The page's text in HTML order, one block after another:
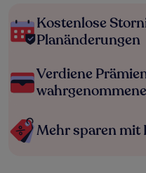
Kostenlose
Planänderungen
Verdiene
Mehr sparen mit